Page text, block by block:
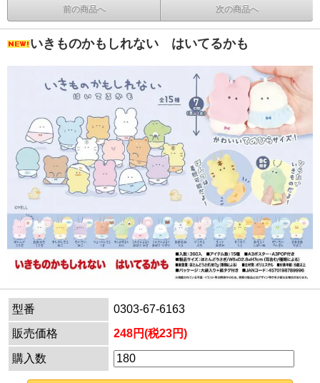
前の商品へ 次の商品へ
いきものかもしれない はいてるかも
型番
0303-67-6163
販売価格
248円(税23円)
購入数